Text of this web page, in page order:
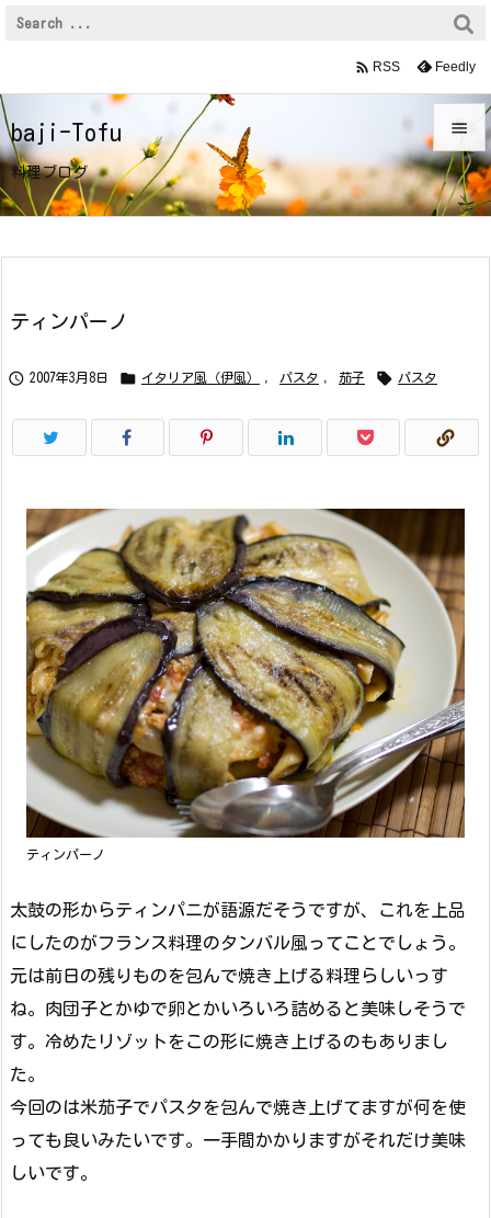
baji-Tofu
料理ブログ


メニュ
 RSS Feedly
ティンパーノ
 2007年3月8日  イタリア風（伊風） パスタ 茄子  パスタ
ティンパーノ
太鼓の形からティンパニが語源だそうですが、これを上品
にしたのがフランス料理のタンバル風ってことでしょう。
元は前日の残りものを包んで焼き上げる料理らしいっす
ね。肉団子とかゆで卵とかいろいろ詰めると美味しそうで
す。冷めたリゾットをこの形に焼き上げるのもありまし
た。
今回のは米茄子でパスタを包んで焼き上げてますが何を使
っても良いみたいです。一手間かかりますがそれだけ美味
しいです。